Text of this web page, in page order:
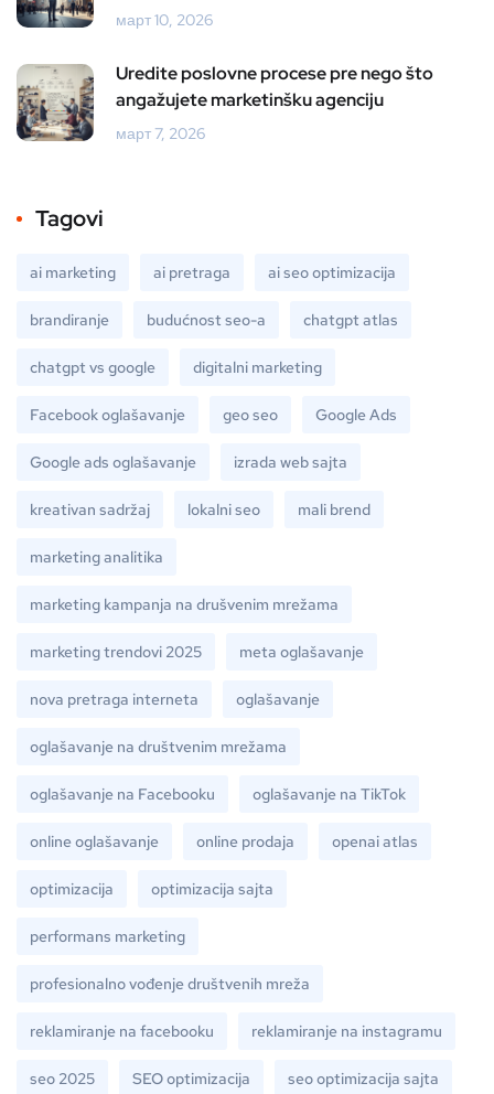
март 10, 2026
Uredite poslovne procese pre nego što
angažujete marketinšku agenciju
март 7, 2026
Tagovi
ai marketing ai pretraga ai seo optimizacija
brandiranje budućnost seo-a chatgpt atlas
chatgpt vs google digitalni marketing
Facebook oglašavanje geo seo Google Ads
Google ads oglašavanje izrada web sajta
kreativan sadržaj lokalni seo mali brend
marketing analitika
marketing kampanja na drušvenim mrežama
marketing trendovi 2025 meta oglašavanje
nova pretraga interneta oglašavanje
oglašavanje na društvenim mrežama
oglašavanje na Facebooku oglašavanje na TikTok
online oglašavanje online prodaja openai atlas
optimizacija optimizacija sajta
performans marketing
profesionalno vođenje društvenih mreža
reklamiranje na facebooku reklamiranje na instagramu
seo 2025 SEO optimizacija seo optimizacija sajta